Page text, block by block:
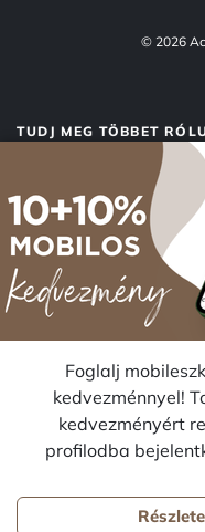
© 2026
TUDJ MEG TÖBBET
Rólunk
Adatvédelem
Impresszum
Miért az Accent?
Foglalj
kedvezménnyel!
kedvezményért
profilodba